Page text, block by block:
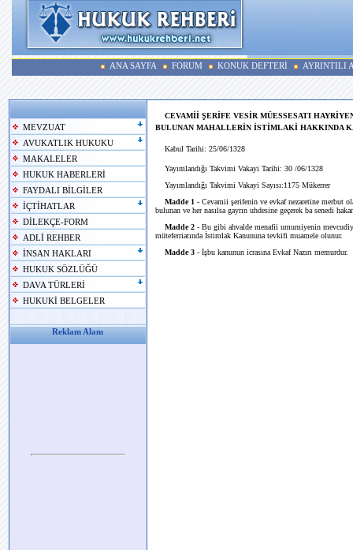
ANA SAYFA FORUM KONUK DEFTERİ AYRINTILI
MEVZUAT
AVUKATLIK HUKUKU
MAKALELER
HUKUK HABERLERİ
FAYDALI BİLGİLER
İÇTİHATLAR
DİLEKÇE-FORM
ADLİ REHBER
İNSAN HAKLARI
HUKUK SÖZLÜĞÜ
DAVA TÜRLERİ
HUKUKİ BELGELER
Reklam Alanı
CEVAMİİ ŞERİFE VESİR MÜESSESATI
BULUNAN MAHALLERİN İSTİMLAKİ HAKKINDA
Kabul Tarihi: 25/06/1328
Yayımlandığı Takvimi Vakayi Tarihi: 30 /06/1328
Yayımlandığı Takvimi Vakayi Sayısı:1175 Mükerrer
Madde 1 - Cevamii şerifenin ve evkaf nezaretine merbut
bulunan ve her nasılsa gayrın uhdesine geçerek ba senedi
Madde 2 - Bu gibi ahvalde menafii umumiyenin
müteferriatında İstimlak Kanununa tevkifi muamele olunur.
Madde 3 - İşbu kanunun icrasına Evkaf Nazırı memurdur.